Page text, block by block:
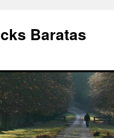
Baratas